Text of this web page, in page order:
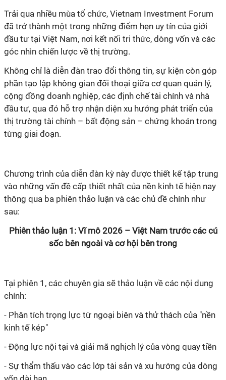
Trải qua nhiều mùa tổ chức, Vietnam Investment Forum
đã trở thành một trong những điểm hẹn uy tín của giới
đầu tư tại Việt Nam, nơi kết nối tri thức, dòng vốn và các
góc nhìn chiến lược về thị trường.
Không chỉ là diễn đàn trao đổi thông tin, sự kiện còn góp
phần tạo lập không gian đối thoại giữa cơ quan quản lý,
cộng đồng doanh nghiệp, các định chế tài chính và nhà
đầu tư, qua đó hỗ trợ nhận diện xu hướng phát triển của
thị trường tài chính – bất động sản – chứng khoán trong
từng giai đoạn.
Chương trình của diễn đàn kỳ này được thiết kế tập trung
vào những vấn đề cấp thiết nhất của nền kinh tế hiện nay
thông qua ba phiên thảo luận và các chủ đề chính như
sau:
Phiên thảo luận 1: Vĩ mô 2026 – Việt Nam trước các cú
sốc bên ngoài và cơ hội bên trong
Tại phiên 1, các chuyên gia sẽ thảo luận về các nội dung
chính:
- Phân tích trọng lực từ ngoại biên và thử thách của "nền
kinh tế kép"
- Động lực nội tại và giải mã nghịch lý của vòng quay tiền
- Sự thẩm thấu vào các lớp tài sản và xu hướng của dòng